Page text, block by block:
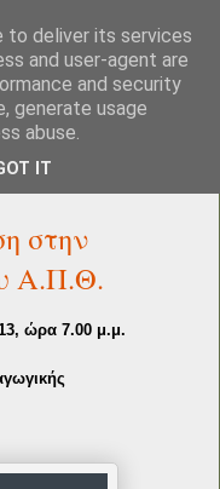
στην
Α.Π.Θ.
ώρα 7.00 μ.μ.
to deliver its services
and user-agent are
and security
generate usage
abuse.
IT